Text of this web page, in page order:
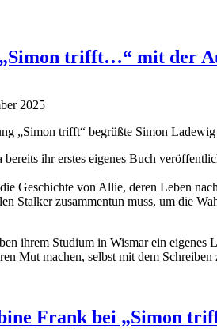
„Simon trifft…“ mit der
2025
„Simon trifft“ begrüßte Simon
bereits ihr erstes eigenes Buch
Geschichte von Allie, deren Leben
Stalker zusammentun muss, um die
ihrem Studium in Wismar ein
Mut machen, selbst mit dem
Frank bei „Simon